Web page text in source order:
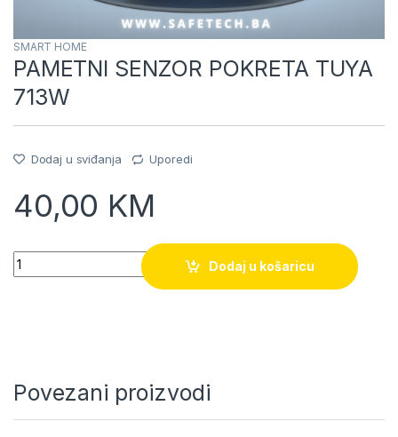
SMART HOME
PAMETNI SENZOR POKRETA TUYA
713W
Dodaj u sviđanja Uporedi
40,00 KM
Quantity
Dodaj u košaricu
Povezani proizvodi